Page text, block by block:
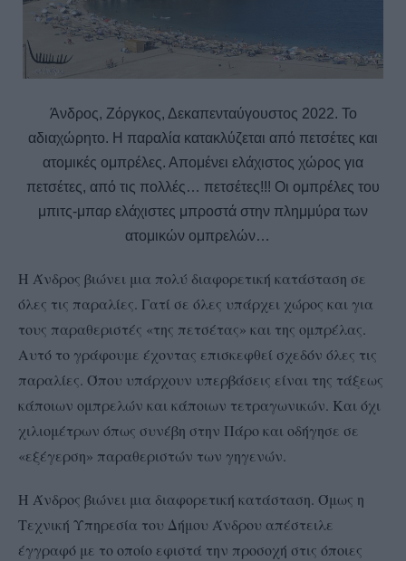
Άνδρος, Ζόργκος, Δεκαπενταύγουστος 2022. Το
αδιαχώρητο. Η παραλία κατακλύζεται από πετσέτες και
ατομικές ομπρέλες. Απομένει ελάχιστος χώρος για
πετσέτες, από τις πολλές… πετσέτες!!! Οι ομπρέλες του
μπιτς-μπαρ ελάχιστες μπροστά στην πλημμύρα των
ατομικών ομπρελών…
Η Άνδρος βιώνει μια πολύ διαφορετική κατάσταση σε
όλες τις παραλίες. Γατί σε όλες υπάρχει χώρος και για
τους παραθεριστές «της πετσέτας» και της ομπρέλας.
Αυτό το γράφουμε έχοντας επισκεφθεί σχεδόν όλες τις
παραλίες. Όπου υπάρχουν υπερβάσεις είναι της τάξεως
κάποιων ομπρελών και κάποιων τετραγωνικών. Και όχι
χιλιομέτρων όπως συνέβη στην Πάρο και οδήγησε σε
«εξέγερση» παραθεριστών των γηγενών.
Η Άνδρος βιώνει μια διαφορετική κατάσταση. Όμως η
Τεχνική Υπηρεσία του Δήμου Άνδρου απέστειλε
έγγραφό με το οποίο εφιστά την προσοχή στις όποιες